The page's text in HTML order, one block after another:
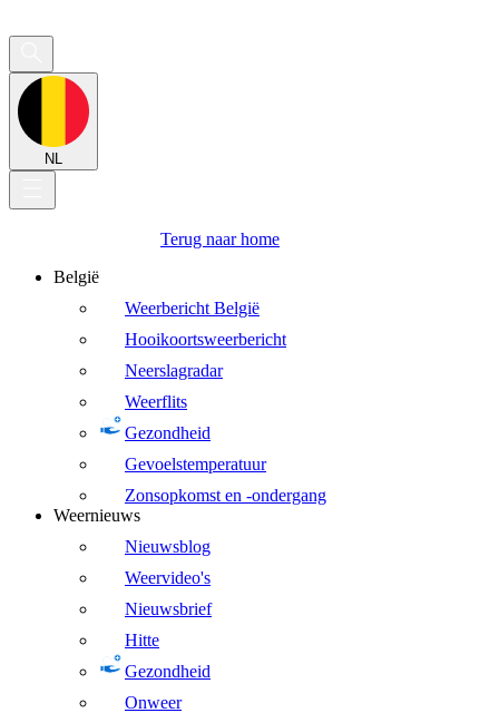
NL
Terug naar home
België
Weerbericht België
Hooikoortsweerbericht
Neerslagradar
Weerflits
Gezondheid
Gevoelstemperatuur
Zonsopkomst en -ondergang
Weernieuws
Nieuwsblog
Weervideo's
Nieuwsbrief
Hitte
Gezondheid
Onweer